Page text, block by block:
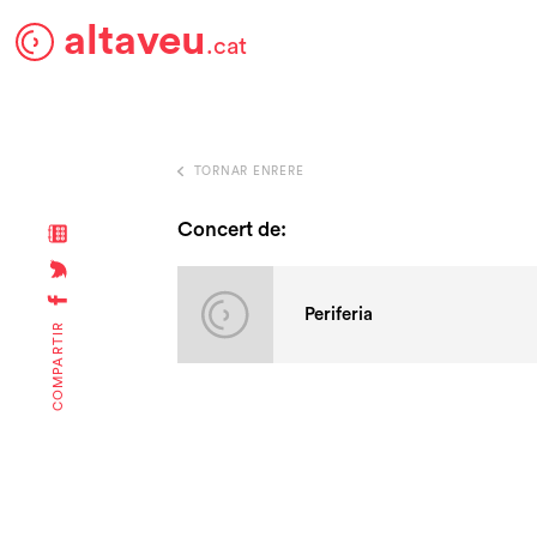
altaveu.cat
COMPARTIR
TORNAR ENRERE
Concert de:
Periferia